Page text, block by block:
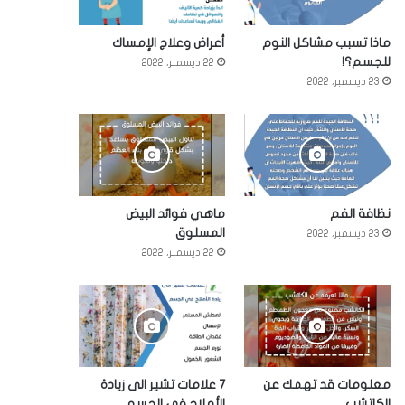
ماذا تسبب مشاكل النوم
للجسم؟!
23 ديسمبر، 2022
أعراض وعلاج الإمساك
22 ديسمبر، 2022
نظافة الفم
23 ديسمبر، 2022
ماهي فوائد البيض
المسلوق
22 ديسمبر، 2022
معلومات قد تهمك عن
7 علامات تشير الى زيادة